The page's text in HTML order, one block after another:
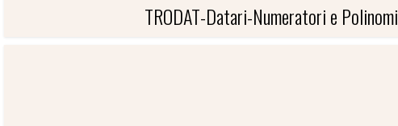
TRODAT-Datari-Numeratori e Polinomi